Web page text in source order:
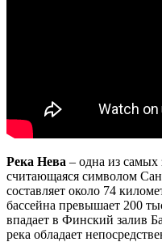
Река Нева – одна из самых
считающаяся символом
составляет около 74
бассейна превышает 200
впадает в Финский залив
река обладает